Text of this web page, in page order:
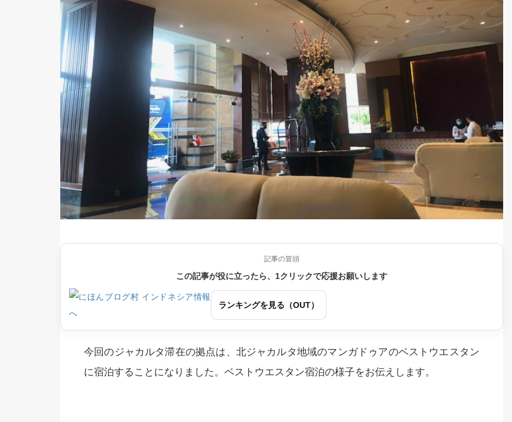
記事の冒頭
この記事が役に立ったら、1クリックで応援お願いします
ランキングを見る（OUT）
今回のジャカルタ滞在の拠点は、北ジャカルタ地域のマンガドゥアのベストウエスタン
に宿泊することになりました。ベストウエスタン宿泊の様子をお伝えします。